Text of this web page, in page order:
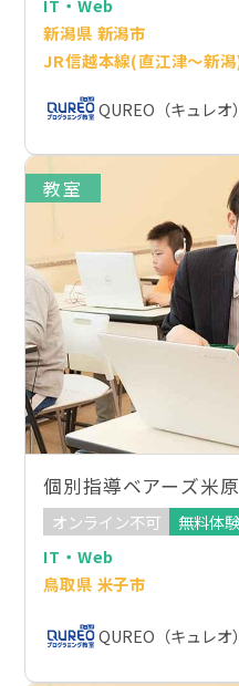
IT・Web
新潟県 新潟市
JR信越本線(直江津～新
QUREO（キュレ
教室
個別指導ベアーズ米
オンライン不可
無料体
IT・Web
鳥取県 米子市
QUREO（キュレ